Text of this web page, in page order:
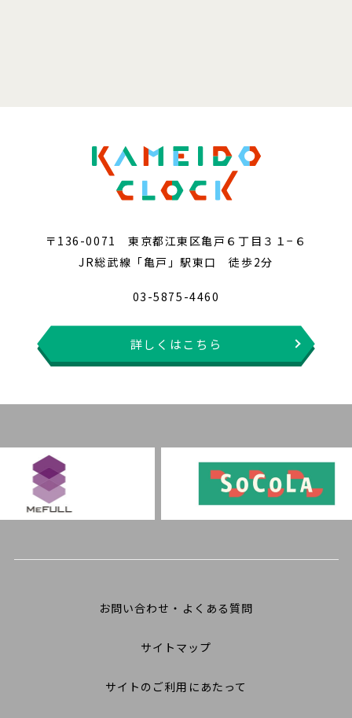
〒136-0071 東京都江東区亀戸６丁目３１−６
JR総武線「亀戸」駅東口 徒歩2分
03-5875-4460
詳しくはこちら
お問い合わせ・よくある質問
サイトマップ
サイトのご利用にあたって